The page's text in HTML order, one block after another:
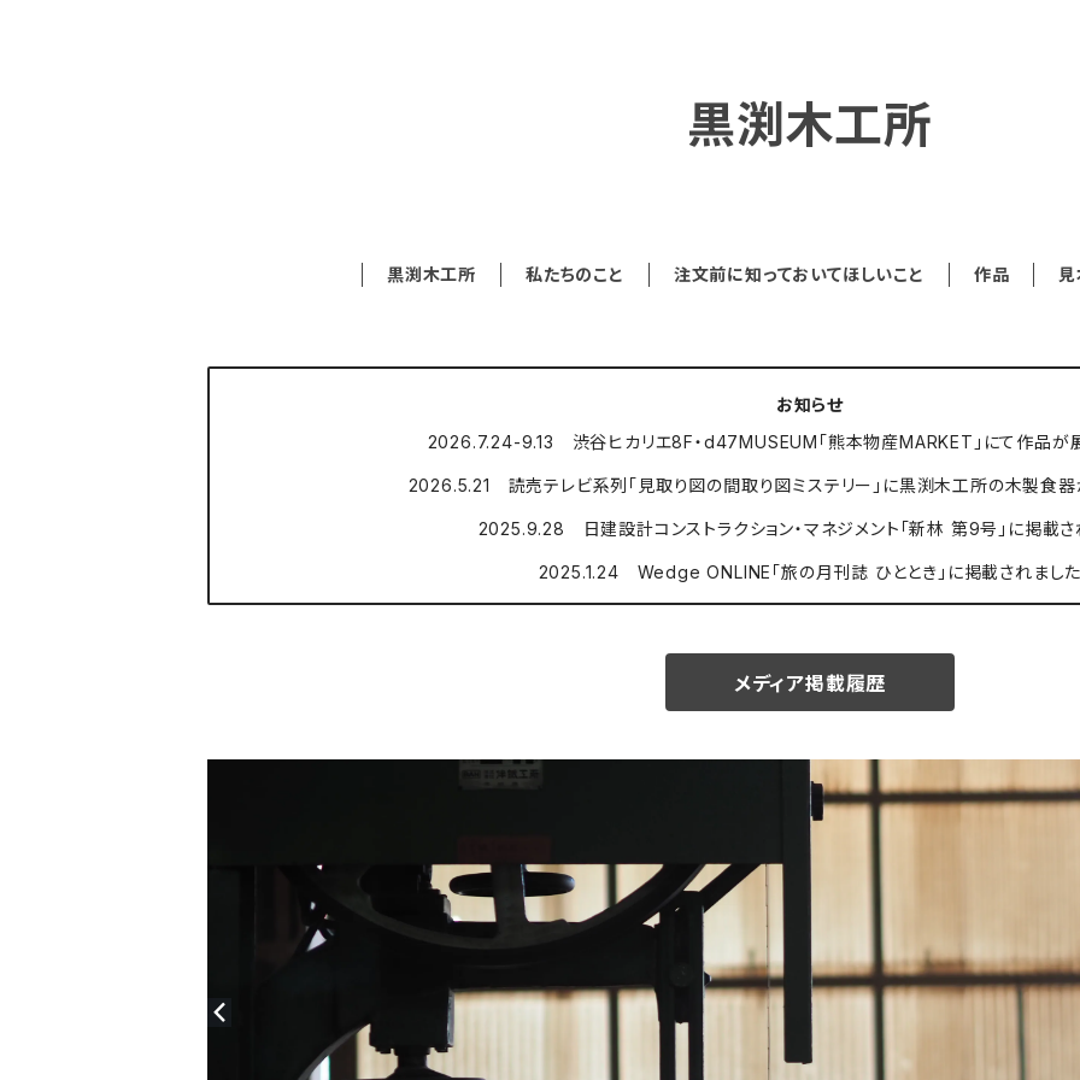
黒渕木工所
黒渕木工所 私たちのこと 注文前に知っておいてほしいこと 作品
お知らせ
2026.7.24-9.13 渋谷ヒカリエ8F・d47MUSEUM「熊本物産MARKET」にて作品が
2026.5.21 読売テレビ系列「見取り図の間取り図ミステリー」に黒渕木工所の木製食
2025.9.28 日建設計コンストラクション・マネジメント「新林 第9号」に掲載さ
2025.1.24 Wedge ONLINE「旅の月刊誌 ひととき」に掲載されまし
メディア掲載履歴